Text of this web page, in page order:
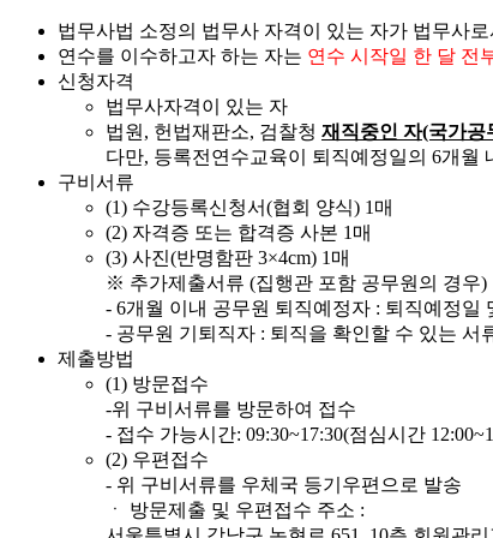
법무사법 소정의 법무사 자격이 있는 자가 법무사
연수를 이수하고자 하는 자는 연수 시작일 한 달 전
신청자격
법무사자격이 있는 자
법원, 헌법재판소, 검찰청 재직중인 자(국가공
다만, 등록전연수교육이 퇴직예정일의 6개월
구비서류
(1) 수강등록신청서(협회 양식) 1매
(2) 자격증 또는 합격증 사본 1매
(3) 사진(반명함판 3×4cm) 1매
※ 추가제출서류 (집행관 포함 공무원의 경우)
- 6개월 이내 공무원 퇴직예정자 : 퇴직예정일
- 공무원 기퇴직자 : 퇴직을 확인할 수 있는 서
제출방법
(1) 방문접수
-위 구비서류를 방문하여 접수
- 접수 가능시간: 09:30~17:30(점심시간
(2) 우편접수
- 위 구비서류를 우체국 등기우편으로 발송
ㆍ 방문제출 및 우편접수 주소 :